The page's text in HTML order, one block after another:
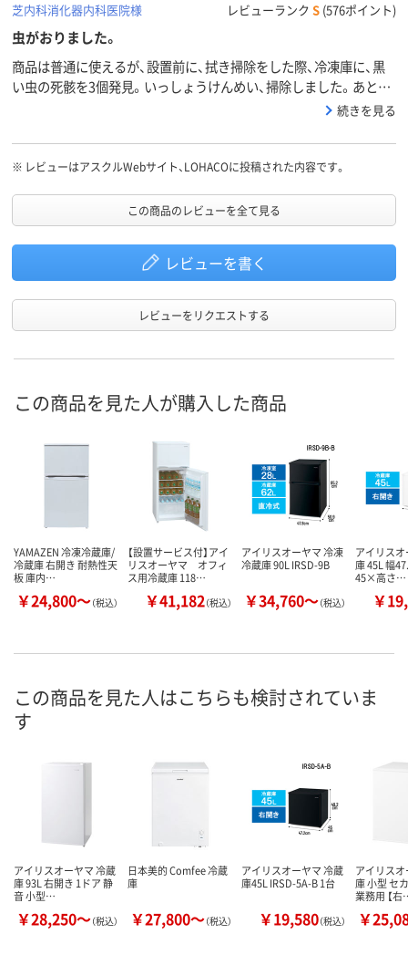
芝内科消化器内科医院様
レビューランク S (576ポイント)
虫がおりました。
商品は普通に使えるが、設置前に、拭き掃除をした際、冷凍庫に、黒
い虫の死骸を3個発見。いっしょうけんめい、掃除しました。あと、
これを頼む際、レジのご注文合計で組み立て設置費と、配送料とを、
で、設置の方も、設置してくれて無料になるのか？と、誤解いたしま
して、配送の佐川のにいちゃんと、言い争いになりました。組み立て
続きを見る
※ レビューはアスクルWebサイト、LOHACOに投稿された内容です。
この商品のレビューを全て見る
レビューを書く
レビューをリクエストする
この商品を見た人が購入した商品
YAMAZEN 冷凍冷蔵庫/
冷蔵庫 右開き 耐熱性天
板 庫内…
￥24,800～（税込）
【設置サービス付】アイ
リスオーヤマ オフィ
ス用冷蔵庫 118…
￥41,182（税込）
アイリスオーヤマ 冷凍
冷蔵庫 90L IRSD-9B
￥34,760～（税込）
アイリス
庫 45L 幅
45×高さ…
￥
この商品を見た人はこちらも検討されていま
す
アイリスオーヤマ 冷蔵
庫 93L 右開き 1ドア 静
音 小型…
￥28,250～（税込）
日本美的 Comfee 冷蔵
庫
￥27,800～（税込）
アイリスオーヤマ 冷蔵
庫45L IRSD-5A-B 1台
￥19,580（税込）
アイリス
庫 小型 セ
業務用 【
￥